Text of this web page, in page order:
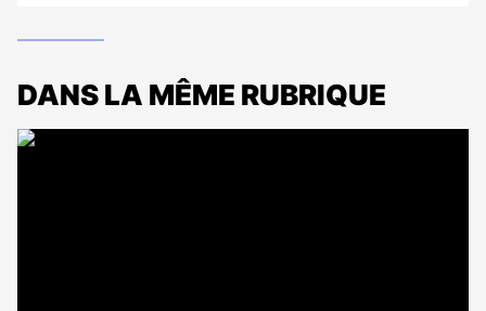
DANS LA MÊME RUBRIQUE